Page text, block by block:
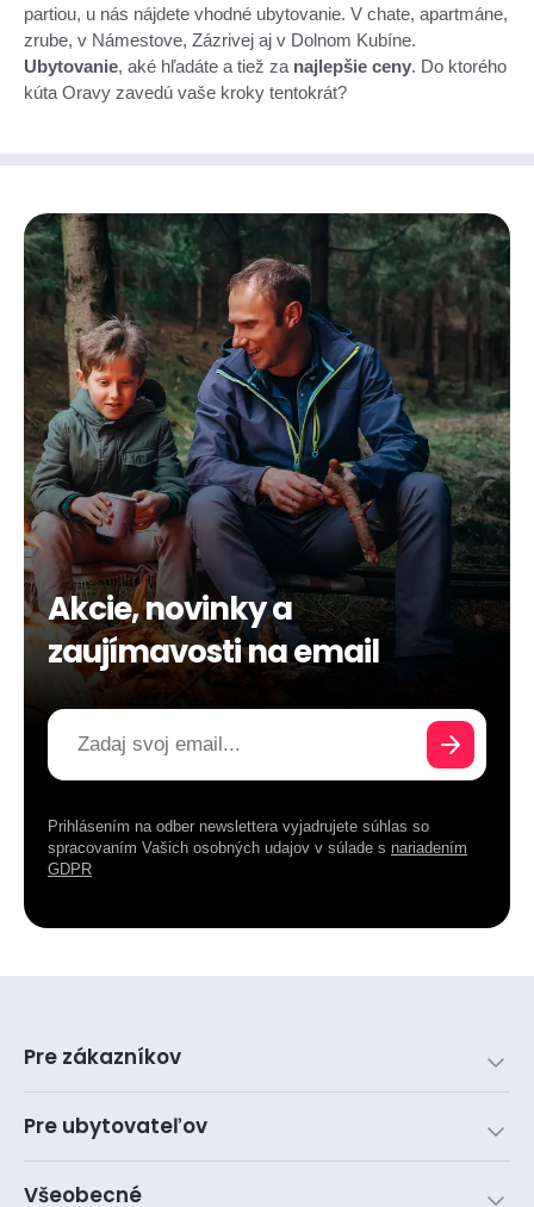
partiou, u nás nájdete vhodné ubytovanie. V chate, apartmáne,
zrube, v Námestove, Zázrivej aj v Dolnom Kubíne.
Ubytovanie, aké hľadáte a tiež za najlepšie ceny. Do ktorého
kúta Oravy zavedú vaše kroky tentokrát?
Akcie, novinky a
zaujímavosti na email
Prihlásením na odber newslettera vyjadrujete súhlas so
spracovaním Vašich osobných udajov v súlade s nariadením
GDPR
Pre zákazníkov
Pre ubytovateľov
Všeobecné